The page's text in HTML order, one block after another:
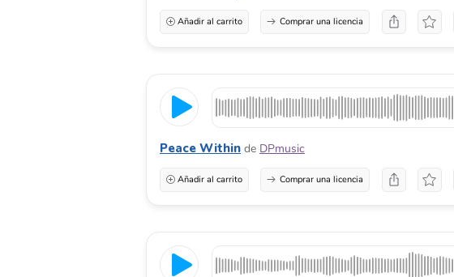
Añadir al carrito Comprar una licencia
Peace Within de DPmusic
Añadir al carrito Comprar una licencia